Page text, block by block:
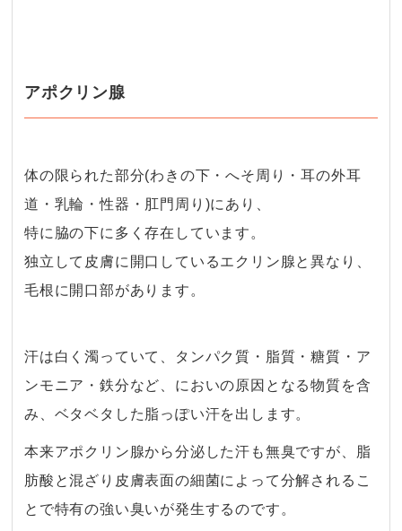
アポクリン腺
体の限られた部分(わきの下・へそ周り・耳の外耳
道・乳輪・性器・肛門周り)に あり、
特に脇の下に多く存在しています。
独立して皮膚に開口しているエクリン腺と異なり、
毛根に開口部があります。
汗は白く濁っていて、
タンパク質・脂質・糖質・ア
ンモニア・鉄分など、においの原因となる物質を含
み、ベタベタした脂っぽい汗を出します。
本来アポクリン腺から分泌した汗も無臭ですが、脂
肪酸と混ざり皮膚表面の細菌によって分解されるこ
とで特有の強い臭いが発生するのです。